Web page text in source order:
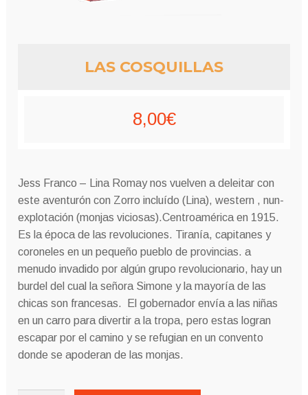
LAS COSQUILLAS
8,00€
Jess Franco – Lina Romay nos vuelven a deleitar con
este aventurón con Zorro incluído (Lina), western , nun-
explotación (monjas viciosas).Centroamérica en 1915.
Es la época de las revoluciones. Tiranía, capitanes y
coroneles en un pequeño pueblo de provincias. a
menudo invadido por algún grupo revolucionario, hay un
burdel del cual la señora Simone y la mayoría de las
chicas son francesas. El gobernador envía a las niñas
en un carro para divertir a la tropa, pero estas logran
escapar por el camino y se refugian en un convento
donde se apoderan de las monjas.